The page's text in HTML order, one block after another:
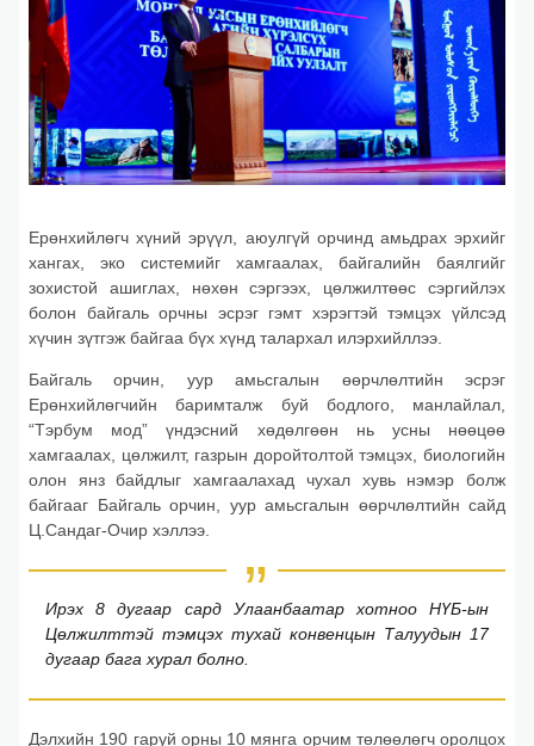
Ерөнхийлөгч хүний эрүүл, аюулгүй орчинд амьдрах эрхийг
хангах, эко системийг хамгаалах, байгалийн баялгийг
зохистой ашиглах, нөхөн сэргээх, цөлжилтөөс сэргийлэх
болон байгаль орчны эсрэг гэмт хэрэгтэй тэмцэх үйлсэд
хүчин зүтгэж байгаа бүх хүнд талархал илэрхийллээ.
Байгаль орчин, уур амьсгалын өөрчлөлтийн эсрэг
Ерөнхийлөгчийн баримталж буй бодлого, манлайлал,
“Тэрбум мод” үндэсний хөдөлгөөн нь усны нөөцөө
хамгаалах, цөлжилт, газрын доройтолтой тэмцэх, биологийн
олон янз байдлыг хамгаалахад чухал хувь нэмэр болж
байгааг Байгаль орчин, уур амьсгалын өөрчлөлтийн сайд
Ц.Сандаг-Очир хэллээ.
Ирэх 8 дугаар сард Улаанбаатар хотноо НҮБ-ын
Цөлжилттэй тэмцэх тухай конвенцын Талуудын 17
дугаар бага хурал болно.
Дэлхийн 190 гаруй орны 10 мянга орчим төлөөлөгч оролцох